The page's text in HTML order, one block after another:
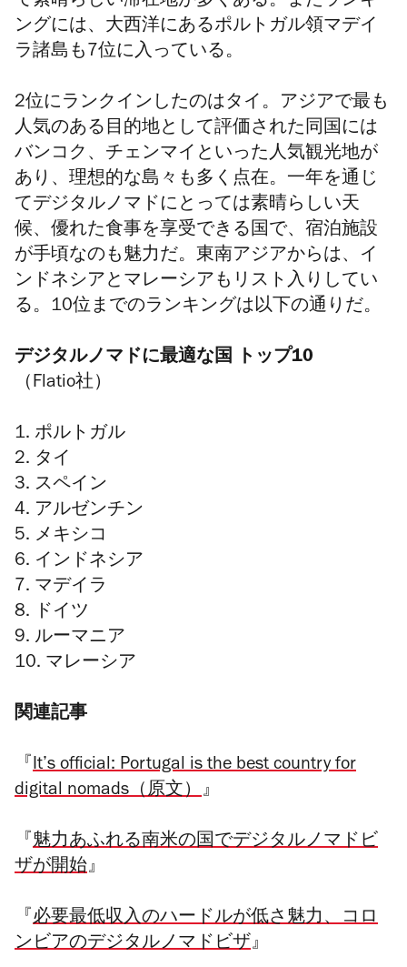
ングには、 大西洋にあるポルトガル領マデイ
ラ諸島 も7位に入っている。
2位にランクインしたのはタイ。アジアで最も
人気のある目的地として評価された同国には
バンコク、チェンマイといった人気観光地が
あり、理想的な島々も多く点在。一年を通じ
てデジタルノマドにとっては素晴らしい天
候、優れた食事を享受できる国で、宿泊施設
が手頃なのも魅力だ。東南アジアからは、イ
ンドネシアとマレーシアもリスト入りしてい
る。10位までのランキングは以下の通りだ。
デジタルノマドに最適な国 トップ10
（Flatio社）
1. ポルトガル
2. タイ
3. スペイン
4. アルゼンチン
5. メキシコ
6. インドネシア
7. マデイラ
8. ドイツ
9. ルーマニア
10. マレーシア
関連記事
『 It’s official: Portugal is the best country for
digital nomads（原文）』
『 魅力あふれる南米の国でデジタルノマドビ
ザが開始』
『 必要最低収入のハードルが低さ魅力、コロ
ンビアのデジタルノマドビザ』